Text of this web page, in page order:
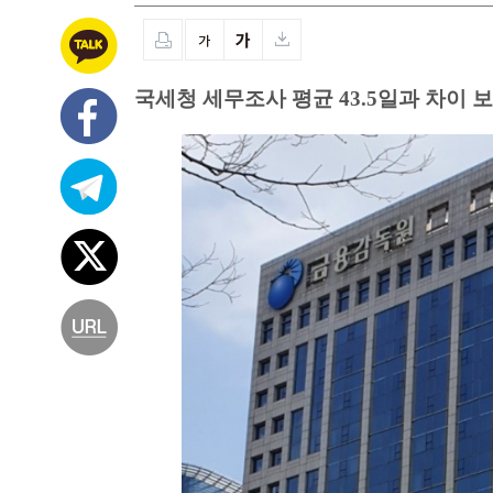
국세청 세무조사 평균 43.5일과 차이